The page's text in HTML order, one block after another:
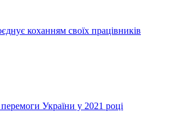
коханням своїх працівників
України у 2021 році